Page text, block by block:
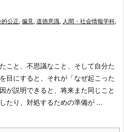
的公正, 偏見 , 道徳意識, 人間・社会情報学科,
こと、不思議なこと、そして自分た
目にすると、それが「なぜ起こった
が説明できると、将来また同じこと
たり、対処するための準備が ...